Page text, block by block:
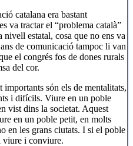
catalana era bastant
va tractar el “problema català”
nivell estatal, cosa que no ens va
de comunicació tampoc li van
el congrés fos de dones rurals
del cor.
importants són els de mentalitats,
i difícils. Viure en un poble
vist dins la societat. Aquest
en un poble petit, en molts
en les grans ciutats. I si el poble
viure i conviure.